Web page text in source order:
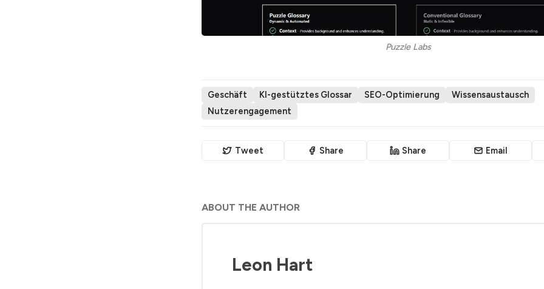
Puzzle Labs
Geschäft KI-gestütztes Glossar SEO-Optimierung
Wissensaustausch
Nutzerengagement
Tweet Share Share Email
ABOUT THE AUTHOR
Leon Hart